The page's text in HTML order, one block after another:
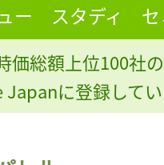
ー スタディ
価総額上位100社
Japanに登録して